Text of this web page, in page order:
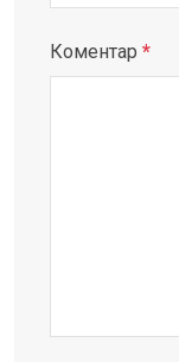
Коментар *